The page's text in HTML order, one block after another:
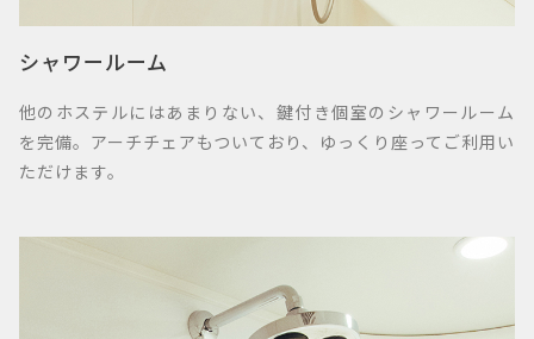
シャワールーム
他のホステルにはあまりない、鍵付き個室のシャワールーム
を完備。アーチチェアもついており、ゆっくり座ってご利用い
ただけます。